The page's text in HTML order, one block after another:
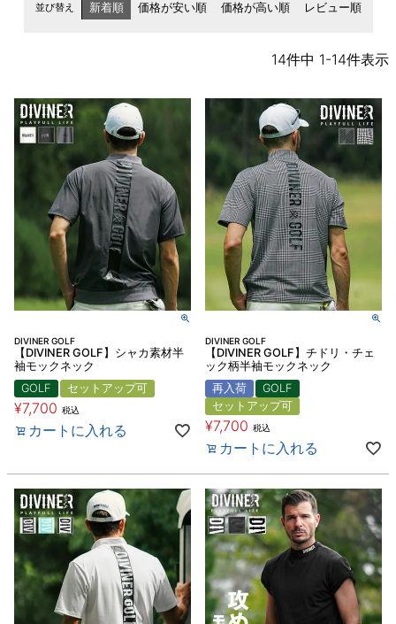
並び替え 新着順 価格が安い順 価格が高い順 レビュー順
14件中 1-14件表示
DIVINER GOLF
【DIVINER GOLF】シャカ素材半
袖モックネック
GOLF
セットアップ可
¥7,700 税込
カートに入れる
DIVINER GOLF
【DIVINER GOLF】チドリ・チェ
ック柄半袖モックネック
再入荷
GOLF
セットアップ可
¥7,700 税込
カートに入れる